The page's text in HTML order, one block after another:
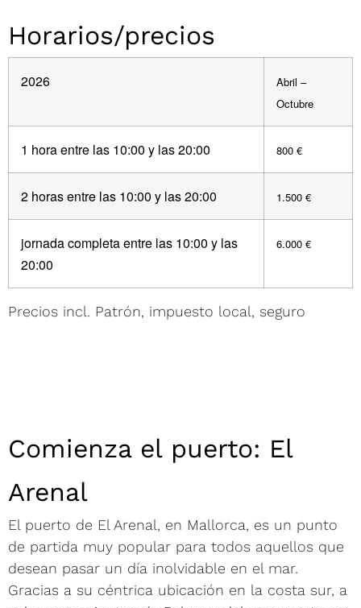
Horarios/precios
2026
Abril –
Octubre
1 hora entre las 10:00 y las 20:00 800 €
2 horas entre las 10:00 y las 20:00 1.500 €
jornada completa entre las 10:00 y las
20:00
6.000 €
Precios incl. Patrón, impuesto local, seguro
Comienza el puerto: El
Arenal
El puerto de El Arenal, en Mallorca, es un punto
de partida muy popular para todos aquellos que
desean pasar un día inolvidable en el mar.
Gracias a su céntrica ubicación en la costa sur, a